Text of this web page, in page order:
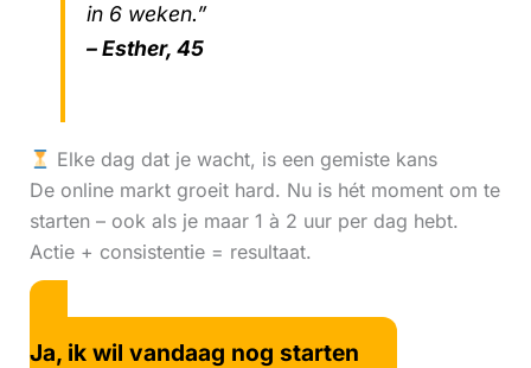
in 6 weken.”
– Esther, 45
Elke dag dat je wacht, is een gemiste kans
De online markt groeit hard. Nu is hét moment om te
starten – ook als je maar 1 à 2 uur per dag hebt.
Actie + consistentie = resultaat.
Ja, ik wil vandaag nog starten